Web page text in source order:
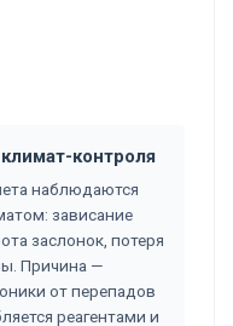
контроля
наблюдаются
зависание
заслонок, потеря
Причина —
от перепадов
реагентами и